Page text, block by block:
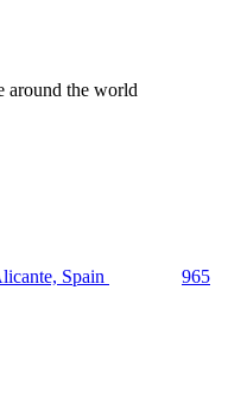
around the world
Spain
965